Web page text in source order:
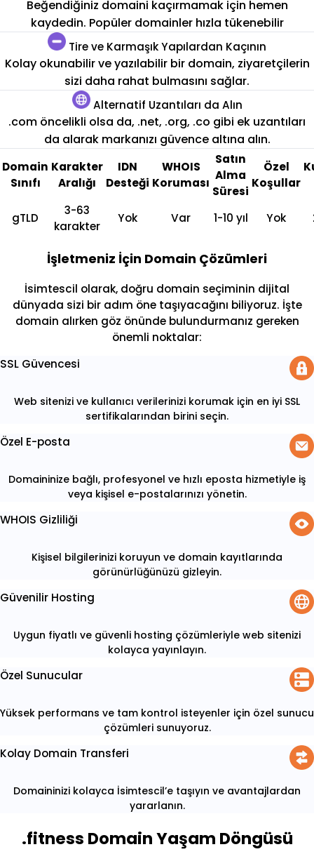
Beğendiğiniz domaini kaçırmamak için hemen
kaydedin. Popüler domainler hızla tükenebilir
Tire ve Karmaşık Yapılardan Kaçının
Kolay okunabilir ve yazılabilir bir domain, ziyaretçilerin
sizi daha rahat bulmasını sağlar.
Alternatif Uzantıları da Alın
.com öncelikli olsa da, .net, .org, .co gibi ek uzantıları
da alarak markanızı güvence altına alın.
Domain
Sınıfı
Karakter
Aralığı
IDN
Desteği
WHOIS
Koruması
Satın
Alma
Süresi
Özel
Koşullar
gTLD
3-63
karakter
Yok Var 1-10 yıl Yok
İşletmeniz İçin Domain Çözümleri
İsimtescil olarak, doğru domain seçiminin dijital
dünyada sizi bir adım öne taşıyacağını biliyoruz. İşte
domain alırken göz önünde bulundurmanız gereken
önemli noktalar:
SSL Güvencesi
Web sitenizi ve kullanıcı verilerinizi korumak için en iyi SSL
sertifikalarından birini seçin.
Özel E-posta
Domaininize bağlı, profesyonel ve hızlı eposta hizmetiyle iş
veya kişisel e-postalarınızı yönetin.
WHOIS Gizliliği
Kişisel bilgilerinizi koruyun ve domain kayıtlarında
görünürlüğünüzü gizleyin.
Güvenilir Hosting
Uygun fiyatlı ve güvenli hosting çözümleriyle web sitenizi
kolayca yayınlayın.
Özel Sunucular
Yüksek performans ve tam kontrol isteyenler için özel sunucu
çözümleri sunuyoruz.
Kolay Domain Transferi
Domaininizi kolayca İsimtescil’e taşıyın ve avantajlardan
yararlanın.
.fitness Domain Yaşam Döngüsü